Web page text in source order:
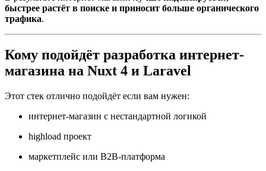
быстрее растёт в поиске и приносит больше органического
трафика.
Кому подойдёт разработка интернет-
магазина на Nuxt 4 и Laravel
Этот стек отлично подойдёт если вам нужен:
интернет-магазин с нестандартной логикой
highload проект
маркетплейс или B2B-платформа